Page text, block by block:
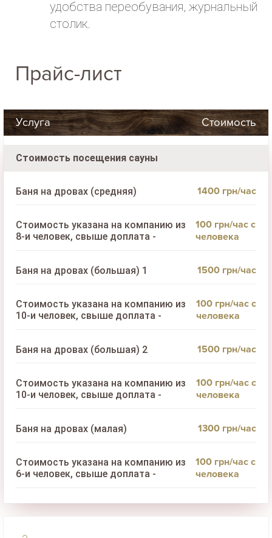
удобства переобувания, журнальный
столик.
Прайс-лист
Услуга Стоимость
Стоимость посещения сауны
Баня на дровах (средняя) 1400 грн/час
Стоимость указана на компанию из
8-и человек, свыше доплата -
100 грн/час с
человека
Баня на дровах (большая) 1 1500 грн/час
Стоимость указана на компанию из
10-и человек, свыше доплата -
100 грн/час с
человека
Баня на дровах (большая) 2 1500 грн/час
Стоимость указана на компанию из
10-и человек, свыше доплата -
100 грн/час с
человека
Баня на дровах (малая) 1300 грн/час
Стоимость указана на компанию из
6-и человек, свыше доплата -
100 грн/час с
человека